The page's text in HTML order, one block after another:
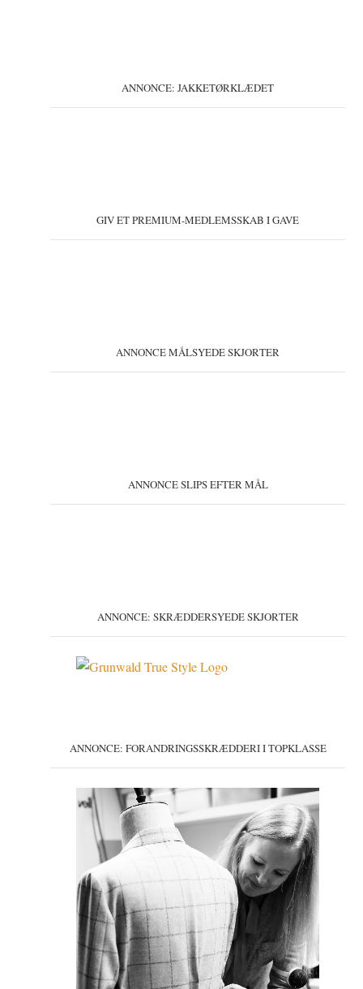
ANNONCE: JAKKETØRKLÆDET
GIV ET PREMIUM-MEDLEMSSKAB I GAVE
ANNONCE MÅLSYEDE SKJORTER
ANNONCE SLIPS EFTER MÅL
ANNONCE: SKRÆDDERSYEDE SKJORTER
ANNONCE: FORANDRINGSSKRÆDDERI I TOPKLASSE